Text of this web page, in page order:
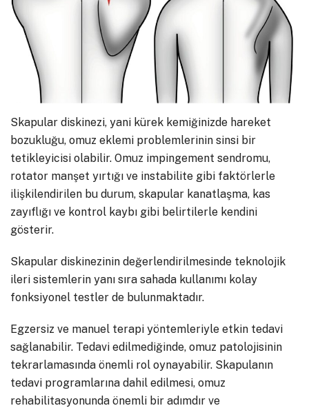
Skapular diskinezi, yani kürek kemiğinizde hareket
bozukluğu, omuz eklemi problemlerinin sinsi bir
tetikleyicisi olabilir. Omuz impingement sendromu,
rotator manşet yırtığı ve instabilite gibi faktörlerle
ilişkilendirilen bu durum, skapular kanatlaşma, kas
zayıflığı ve kontrol kaybı gibi belirtilerle kendini
gösterir.
Skapular diskinezinin değerlendirilmesinde teknolojik
ileri sistemlerin yanı sıra sahada kullanımı kolay
fonksiyonel testler de bulunmaktadır.
Egzersiz ve manuel terapi yöntemleriyle etkin tedavi
sağlanabilir. Tedavi edilmediğinde, omuz patolojisinin
tekrarlamasında önemli rol oynayabilir. Skapulanın
tedavi programlarına dahil edilmesi, omuz
rehabilitasyonunda önemli bir adımdır ve